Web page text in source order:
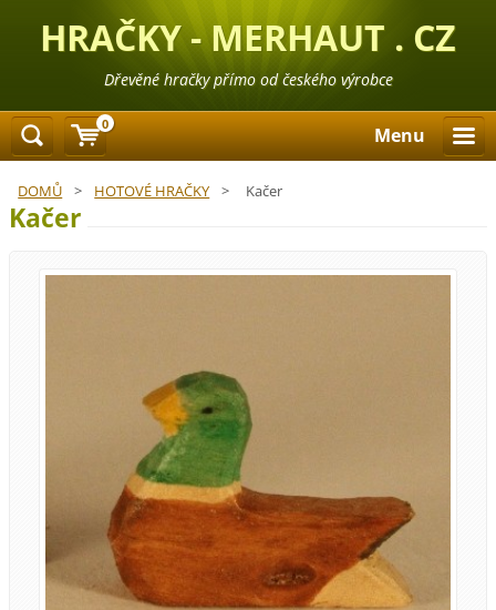
HRAČKY - MERHAUT . CZ
Dřevěné hračky přímo od českého výrobce
Menu
DOMŮ > HOTOVÉ HRAČKY > Kačer
Kačer
0